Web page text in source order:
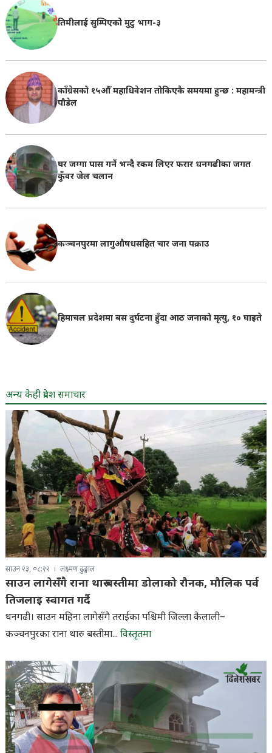
तिमीलाई सुम्पिएको मुटु भाग-३
काँग्रेसको १५औँ महाधिवेशन तोकिएकै समयमा हुन्छ : महामन्त्री
पौडेल
घर जग्गा पास गर्ने भन्दै रकम लिएर फरार धनगढीका जगत
कुँवर जेल चलान
कञ्चनपुरमा लागुऔषधसहित चार जना पक्राउ
हिमाचल प्रदेशमा बस दुर्घटना हुँदा आठ जनाको मृत्यु, १० घाइते
अन्य केही प्रदेश समाचार
साउन २३, ०८:२२ लक्ष्मण ढुङ्गाल
साउन लागेसँगै राना थारु बस्तीमा डोलाको रौनक, मौलिक पर्व
तिजलाइ स्वागत गर्दै
धनगढी। साउन महिना लागेसँगै तराईका पश्चिमी जिल्ला कैलाली–
कञ्चनपुरका राना थारु बस्तीमा... विस्तृतमा